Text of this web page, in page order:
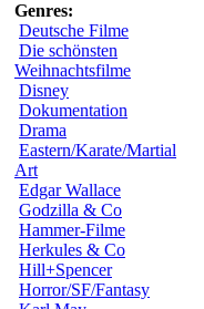
Genres:
Deutsche Filme
Die schönsten
Weihnachtsfilme
Disney
Dokumentation
Drama
Eastern/Karate/Martial
Art
Edgar Wallace
Godzilla & Co
Hammer-Filme
Herkules & Co
Hill+Spencer
Horror/SF/Fantasy